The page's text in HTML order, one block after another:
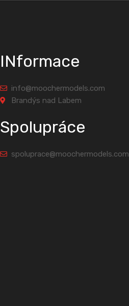
INformace
info@moochermodels.com
Brandýs nad Labem
Spolupráce
spoluprace@moochermodels.com